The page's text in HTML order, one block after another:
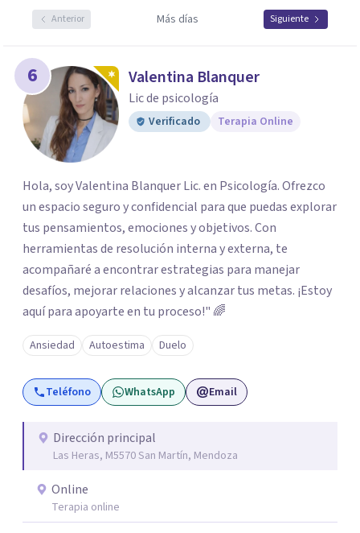
Anterior Más días Siguiente
6 Valentina Blanquer
Lic de psicología
Verificado Terapia Online
Hola, soy Valentina Blanquer Lic. en Psicología. Ofrezco
un espacio seguro y confidencial para que puedas explorar
tus pensamientos, emociones y objetivos. Con
herramientas de resolución interna y externa, te
acompañaré a encontrar estrategias para manejar
desafíos, mejorar relaciones y alcanzar tus metas. ¡Estoy
aquí para apoyarte en tu proceso!" 🌈
Ansiedad Autoestima Duelo
Teléfono WhatsApp Email
Dirección principal
Las Heras, M5570 San Martín, Mendoza
Online
Terapia online